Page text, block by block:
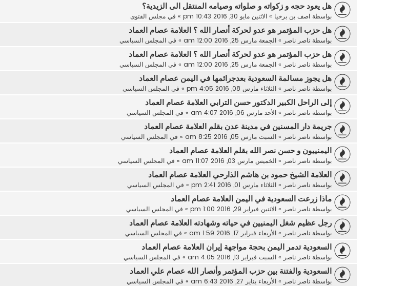
هل يعود حجه و زكواته و صلواته وصيامه المنتقل الى الزيدية؟
بواسطة اصف بن برخيا » الاثنين مايو 30, 2016 10:43 pm » في مجلس الفتوى
هل حزب المؤتمر هو عدو لحركة أنصار الله ؟ العلامة عصام العماد
بواسطة ناصر ناصر » الجمعة مارس 25, 2016 12:00 am » في المجلس السياسي
هل حزب المؤتمر هو عدو لحركة أنصار الله ؟ العلامة عصام العماد
بواسطة ناصر ناصر » الجمعة مارس 25, 2016 12:00 am » في المجلس السياسي
هل يجوز مسالمة السعودية بعدجرائمها في اليمن عصام العماد
بواسطة ناصر ناصر » الثلاثاء مارس 08, 2016 4:05 pm » في المجلس السياسي
إلى الراحل الكبير الدكتور حسن الترابي العلامة عصام العماد
بواسطة ناصر ناصر » الأحد مارس 06, 2016 4:07 am » في المجلس السياسي
جريمة دار المسنين في مدينة عدن بقلم العلامة عصام العماد
بواسطة ناصر ناصر » السبت مارس 05, 2016 8:25 am » في المجلس السياسي
اليمنييون و حسن نصر الله بقلم العلامة عصام العماد
بواسطة ناصر ناصر » الخميس مارس 03, 2016 11:07 am » في المجلس السياسي
العلامة الشيخ حمود بن هاشم الذارحي العلامة عصام العماد
بواسطة ناصر ناصر » الثلاثاء مارس 01, 2016 2:41 pm » في المجلس السياسي
ماذا زرعت السعودية في اليمن العلامة عصام العماد
بواسطة ناصر ناصر » الاثنين فبراير 29, 2016 1:00 pm » في المجلس السياسي
رجل عظيم شغل اليمنيين في حياته وشهادته العلامة عصام العماد
بواسطة ناصر ناصر » الأربعاء فبراير 17, 2016 1:59 am » في المجلس السياسي
السعودية تدمر اليمن بحجة مواجهة إيران العلامة عصام العماد
بواسطة ناصر ناصر » السبت فبراير 13, 2016 4:05 am » في المجلس السياسي
السعودية والفتنة بين حزب المؤتمر وأنصار الله عصام علي العماد
بواسطة ناصر ناصر » الأربعاء يناير 27, 2016 6:43 am » في المجلس السياسي